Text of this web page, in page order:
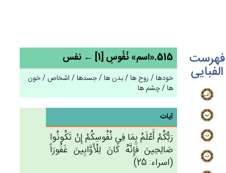
فهرست
الفبایی
515.«اسم» نُفُوسِ [1] ← نفس
خودها / روح ها / بدن ها / جسدها / اشخاص / خون
ها / چشم ها
آیات
رَبُّكُم‌ْ أَعْلَم‌ُ بِمَا فِي‌ نُفُوسِكُم‌ْ إِنْ‌ تَكُونُوا
صَالِحِين‌َ فَإِنَّه‌ُ كَان‌َ لِلْأَوَّابِين‌َ غَفُورَاً
(اسراء: 25)